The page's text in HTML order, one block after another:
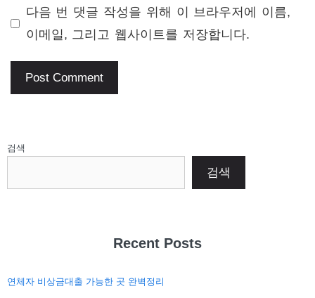
다음 번 댓글 작성을 위해 이 브라우저에 이름,
이메일, 그리고 웹사이트를 저장합니다.
검색
검색
Recent Posts
연체자 비상금대출 가능한 곳 완벽정리